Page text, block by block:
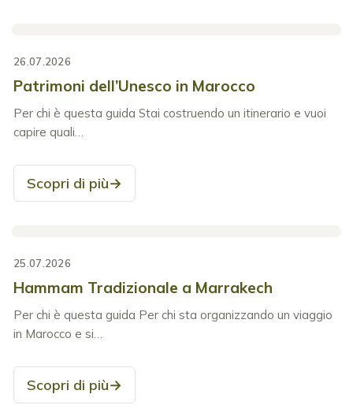
26.07.2026
Patrimoni dell’Unesco in Marocco
Per chi è questa guida Stai costruendo un itinerario e vuoi
capire quali…
Scopri di più→
25.07.2026
Hammam Tradizionale a Marrakech
Per chi è questa guida Per chi sta organizzando un viaggio
in Marocco e si…
Scopri di più→